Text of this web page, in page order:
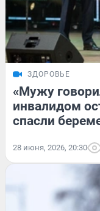
ЗДОРОВЬЕ
«Мужу
инвалидом
спасли
28 июня, 2026, 20:30